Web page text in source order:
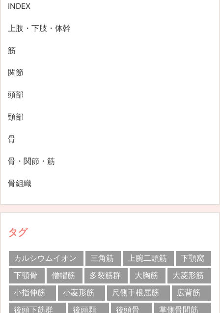
INDEX
上肢・下肢・体幹
筋
関節
頭部
頸部
骨
骨・関節・筋
骨組織
タグ
カルシウムイオン 三角筋 上腕二頭筋
下顎窩
下顎骨
僧帽筋 多裂筋群 大胸筋
大菱形筋
小指伸筋
小菱形筋 尺側手根屈筋
広背筋
後頭下筋群
後頭顆 後頭骨
掌側骨間筋